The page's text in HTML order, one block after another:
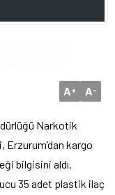
A+ A-
Narkotik
Erzurum’dan kargo
bilgisini aldı.
35 adet plastik ilaç